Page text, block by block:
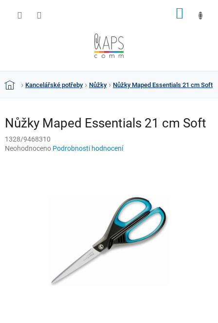
DomůKancelářské potřeby Nůžky Nůžky Maped Essentials 21 cm Soft
Nůžky Maped Essentials 21 cm Soft
1328/9468310
Průměrné
Neohodnoceno Podrobnosti hodnocení